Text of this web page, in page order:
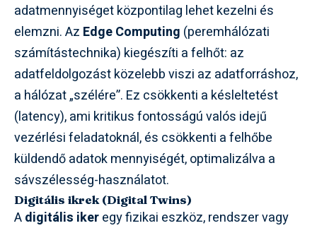
adatmennyiséget központilag lehet kezelni és
elemzni. Az Edge Computing (peremhálózati
számítástechnika) kiegészíti a felhőt: az
adatfeldolgozást közelebb viszi az adatforráshoz,
a hálózat „szélére”. Ez csökkenti a késleltetést
(latency), ami kritikus fontosságú valós idejű
vezérlési feladatoknál, és csökkenti a felhőbe
küldendő adatok mennyiségét, optimalizálva a
sávszélesség-használatot.
Digitális ikrek (Digital Twins)
Adigitális ikeregy fizikai eszköz, rendszer vagy